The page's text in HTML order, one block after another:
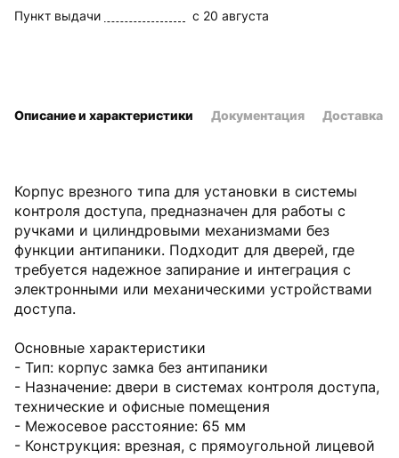
Пункт выдачи
c 20 августа
Корпус врезного типа для установки в системы
контроля доступа, предназначен для работы с
ручками и цилиндровыми механизмами без
функции антипаники. Подходит для дверей, где
требуется надежное запирание и интеграция с
электронными или механическими устройствами
доступа.
Основные характеристики
- Тип: корпус замка без антипаники
- Назначение: двери в системах контроля доступа,
технические и офисные помещения
- Межосевое расстояние: 65 мм
- Конструкция: врезная, с прямоугольной лицевой
Описание и характеристики Документация Доставка и